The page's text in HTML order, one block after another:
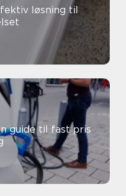
løsning til
guide til fast pris